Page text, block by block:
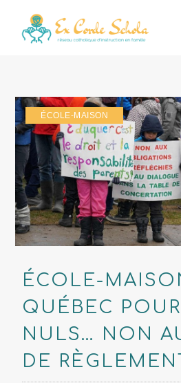
ÉCOLE-MAISON
ÉCOLE-
QUÉBEC
NULS… NON
DE